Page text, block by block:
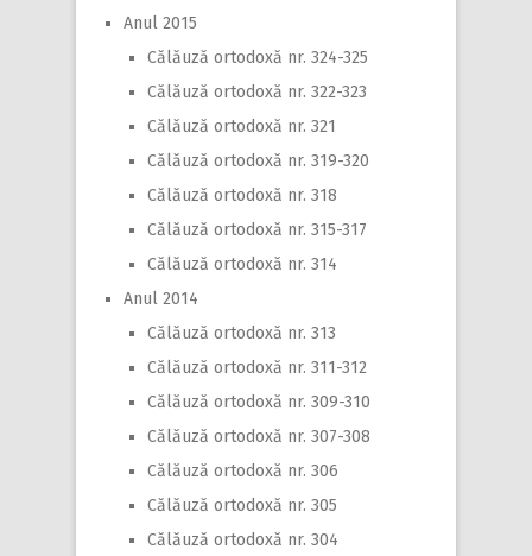
Anul 2015
Călăuză ortodoxă nr. 324-325
Călăuză ortodoxă nr. 322-323
Călăuză ortodoxă nr. 321
Călăuză ortodoxă nr. 319-320
Călăuză ortodoxă nr. 318
Călăuză ortodoxă nr. 315-317
Călăuză ortodoxă nr. 314
Anul 2014
Călăuză ortodoxă nr. 313
Călăuză ortodoxă nr. 311-312
Călăuză ortodoxă nr. 309-310
Călăuză ortodoxă nr. 307-308
Călăuză ortodoxă nr. 306
Călăuză ortodoxă nr. 305
Călăuză ortodoxă nr. 304